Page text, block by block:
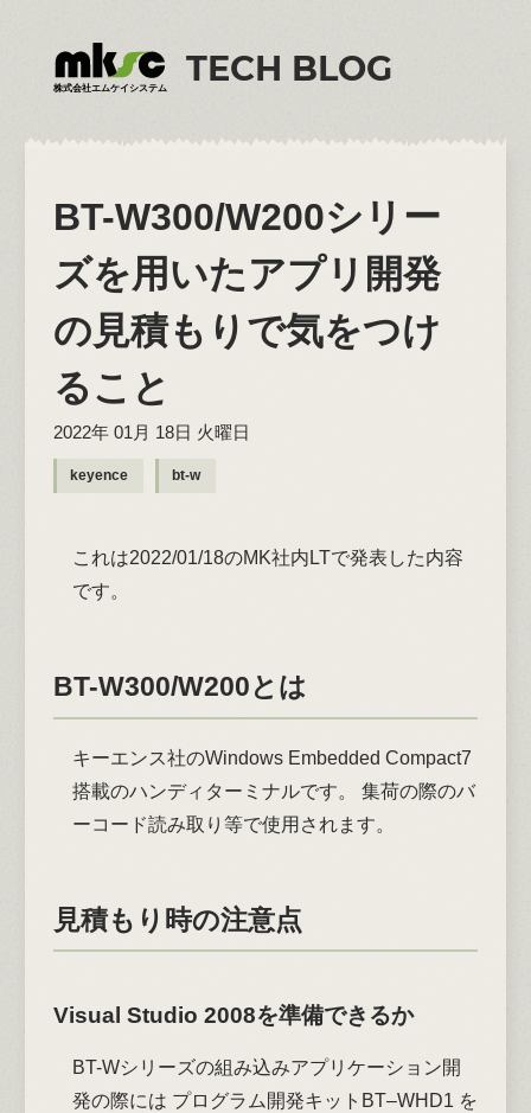
株式会社エムケイシステム TECH BLOG
BT-W300/W200シリー
ズを用いたアプリ開発
の見積もりで気をつけ
ること
2022年 01月 18日 火曜日
keyence bt-w
これは2022/01/18のMK社内LTで発表した内容
です。
BT-W300/W200とは
キーエンス社のWindows Embedded Compact7
搭載のハンディターミナルです。 集荷の際のバ
ーコード読み取り等で使用されます。
見積もり時の注意点
Visual Studio 2008を準備できるか
BT-Wシリーズの組み込みアプリケーション開
発の際には プログラム開発キットBT‒WHD1 を